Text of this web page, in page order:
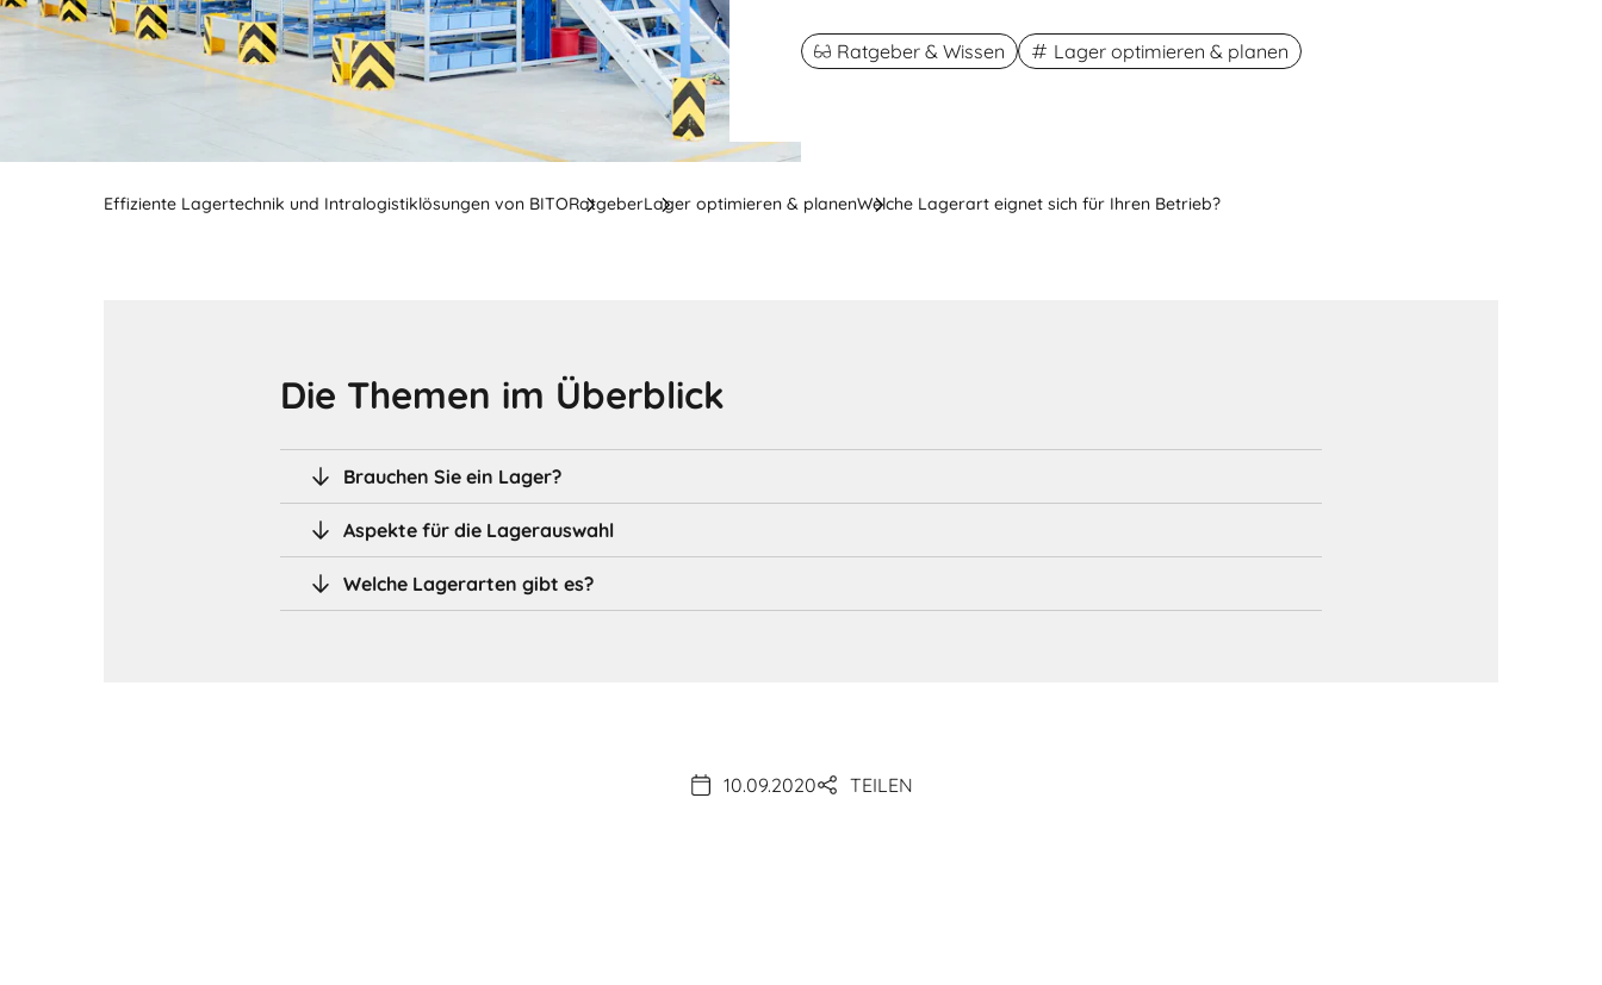
Ratgeber & Wissen Lager optimieren & planen
Effiziente Lagertechnik und Intralogistiklösungen von BITORatgeberLager optimieren & planenWelche Lagerart eignet sich für Ihren Betrieb?
Die Themen im Überblick
Brauchen Sie ein Lager?
Aspekte für die Lagerauswahl
Welche Lagerarten gibt es?
10.09.2020 TEILEN